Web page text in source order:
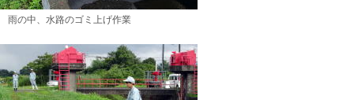
雨の中、水路のゴミ上げ作業